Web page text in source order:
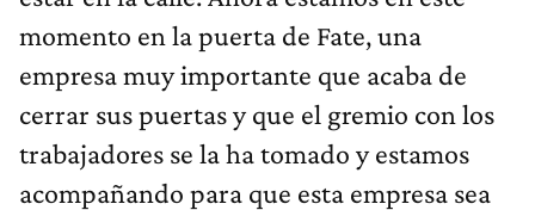
momento en la puerta de Fate, una
empresa muy importante que acaba de
cerrar sus puertas y que el gremio con los
trabajadores se la ha tomado y estamos
acompañando para que esta empresa sea